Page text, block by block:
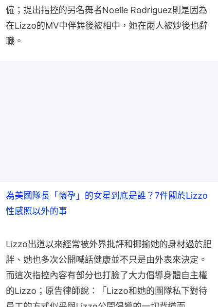
僱；提出指控的另名舞者Noelle Rodriguez則是因為
在Lizzo的MV中伴舞後被相中，她在兩人被炒後也辭
職。
為美國隊長「懷孕」的女星到底是誰？7件關於Lizzo
性感照以外的事
Lizzo出道以來經常被外界批評和揶揄她的身材過於肥
胖、她也多次公開喊話健康並不只是由外表來決定。
而這次指控內容有部分也打臉了大力倡導身體自主權
的Lizzo；原告律師說：「Lizzo和她的團隊私下對待